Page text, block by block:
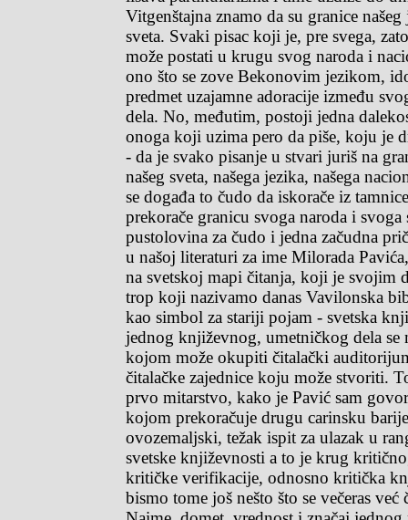
Vitgenštajna znamo da su granice našeg
sveta. Svaki pisac koji je, pre svega,
može postati u krugu svog naroda i
ono što se zove Bekonovim jezikom,
predmet uzajamne adoracije između
dela. No, međutim, postoji jedna
onoga koji uzima pero da piše, koju je
- da je svako pisanje u stvari juriš na
našeg sveta, našega jezika, našega
se događa to čudo da iskorače iz
prekorače granicu svoga naroda i svoga
pustolovina za čudo i jedna začudna
u našoj literaturi za ime Milorada
na svetskoj mapi čitanja, koji je svojim
trop koji nazivamo danas Vavilonska
kao simbol za stariji pojam - svetska
jednog književnog, umetničkog dela se
kojom može okupiti čitalački
čitalačke zajednice koju može stvoriti.
prvo mitarstvo, kako je Pavić sam
kojom prekoračuje drugu carinsku
ovozemaljski, težak ispit za ulazak u
svetske književnosti a to je krug
kritičke verifikacije, odnosno kritička
bismo tome još nešto što se večeras